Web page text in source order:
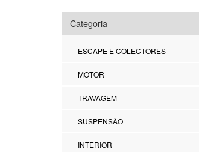
Categoria
ESCAPE E COLECTORES
MOTOR
TRAVAGEM
SUSPENSÃO
INTERIOR